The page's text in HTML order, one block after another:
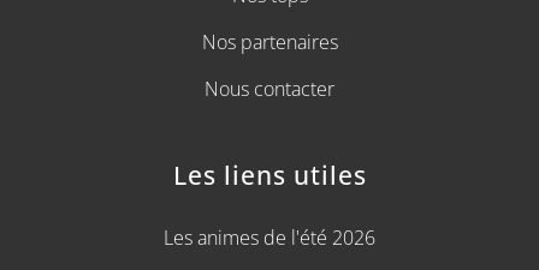
Nos partenaires
Nous contacter
Les liens utiles
Les animes de l'été 2026